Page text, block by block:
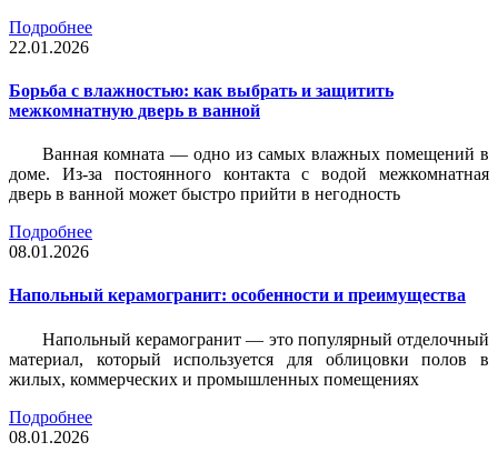
Подробнее
22.01.2026
Борьба с влажностью: как выбрать и защитить
межкомнатную дверь в ванной
Ванная комната — одно из самых влажных помещений в
доме. Из-за постоянного контакта с водой межкомнатная
дверь в ванной может быстро прийти в негодность
Подробнее
08.01.2026
Напольный керамогранит: особенности и преимущества
Напольный керамогранит — это популярный отделочный
материал, который используется для облицовки полов в
жилых, коммерческих и промышленных помещениях
Подробнее
08.01.2026